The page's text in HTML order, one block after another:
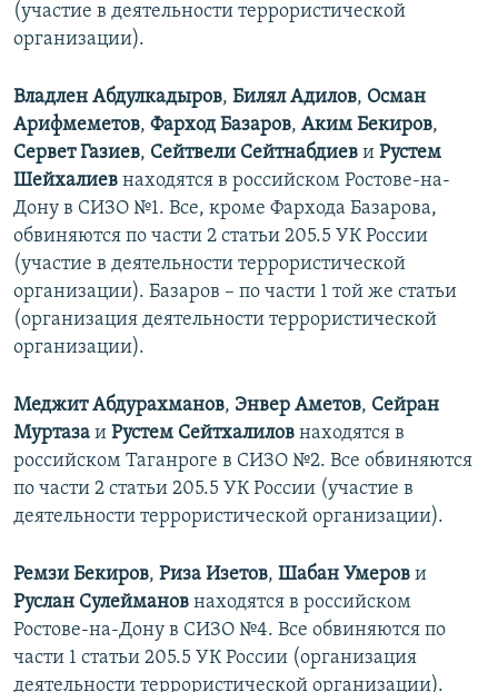
(участие в деятельности террористической
организации).
Владлен Абдулкадыров, Билял Адилов, Осман
Арифмеметов, Фарход Базаров, Аким Бекиров,
Сервет Газиев, Сейтвели Сейтнабдиев и Рустем
Шейхалиев находятся в российском Ростове-на-
Дону в СИЗО №1. Все, кроме Фархода Базарова,
обвиняются по части 2 статьи 205.5 УК России
(участие в деятельности террористической
организации). Базаров – по части 1 той же статьи
(организация деятельности террористической
организации).
Меджит Абдурахманов, Энвер Аметов, Сейран
Муртаза и Рустем Сейтхалилов находятся в
российском Таганроге в СИЗО №2. Все обвиняются
по части 2 статьи 205.5 УК России (участие в
деятельности террористической организации).
Ремзи Бекиров, Риза Изетов, Шабан Умеров и
Руслан Сулейманов находятся в российском
Ростове-на-Дону в СИЗО №4. Все обвиняются по
части 1 статьи 205.5 УК России (организация
деятельности террористической организации).